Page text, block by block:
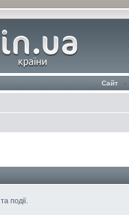
Сайт ‹
події.